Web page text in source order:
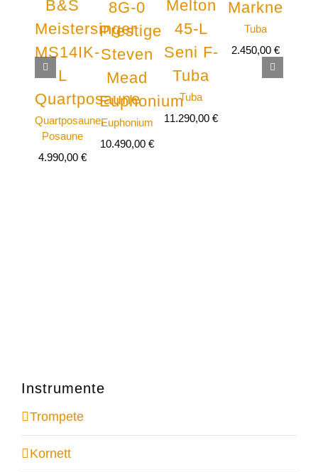
B&S
Meistersinger
MS14IK-
L
Quartposaune
Quartposaune,
Posaune
4.990,00€
8G-0
Prestige
Steven
Mead
Euphonium
Euphonium
10.490,00 €
Melton
45-L
Seni F-
Tuba
Tuba
11.290,00€
Tuba
2.450,00 €
Instrumente
Trompete
Kornett